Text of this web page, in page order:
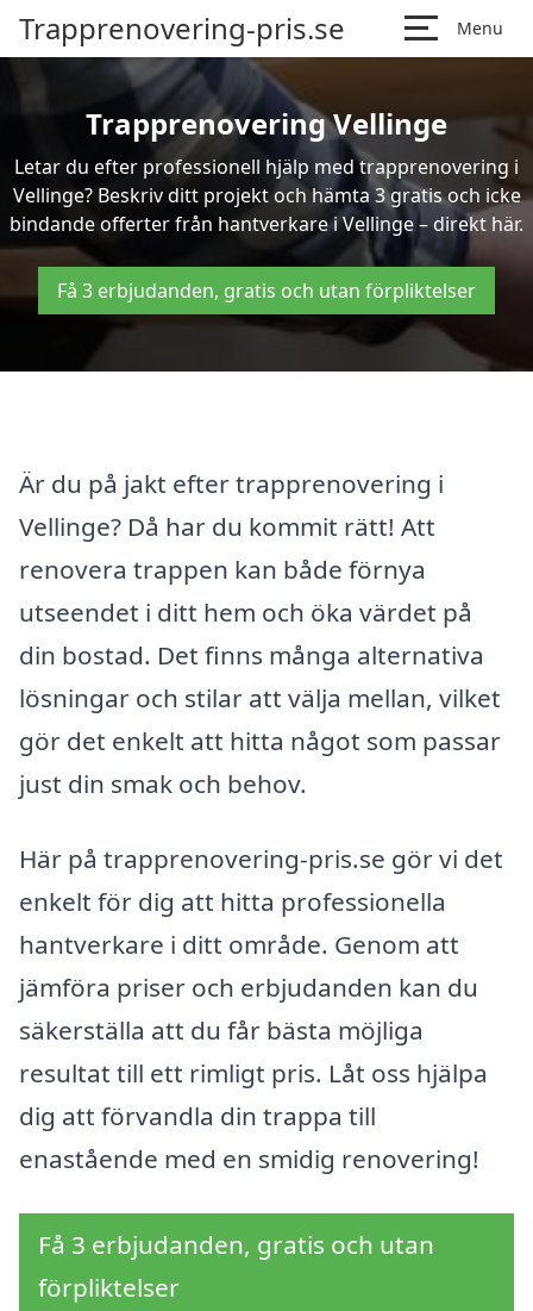
Trapprenovering-pris.se Menu
Trapprenovering Vellinge
Letar du efter professionell hjälp med trapprenovering i
Vellinge? Beskriv ditt projekt och hämta 3 gratis och icke
bindande offerter från hantverkare i Vellinge – direkt här.
Få 3 erbjudanden, gratis och utan förpliktelser
Är du på jakt efter trapprenovering i
Vellinge? Då har du kommit rätt! Att
renovera trappen kan både förnya
utseendet i ditt hem och öka värdet på
din bostad. Det finns många alternativa
lösningar och stilar att välja mellan, vilket
gör det enkelt att hitta något som passar
just din smak och behov.
Här på trapprenovering-pris.se gör vi det
enkelt för dig att hitta professionella
hantverkare i ditt område. Genom att
jämföra priser och erbjudanden kan du
säkerställa att du får bästa möjliga
resultat till ett rimligt pris. Låt oss hjälpa
dig att förvandla din trappa till
enastående med en smidig renovering!
Få 3 erbjudanden, gratis och utan
förpliktelser